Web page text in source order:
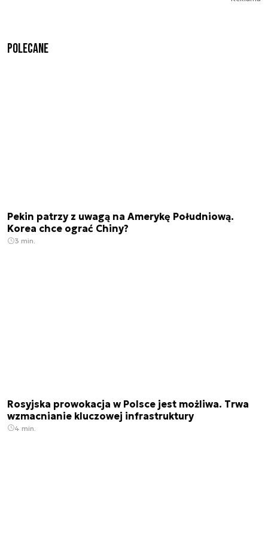
Polecane
Pekin patrzy z uwagą na Amerykę Południową.
Korea chce ograć Chiny?
3 min.
Rosyjska prowokacja w Polsce jest możliwa. Trwa
wzmacnianie kluczowej infrastruktury
4 min.